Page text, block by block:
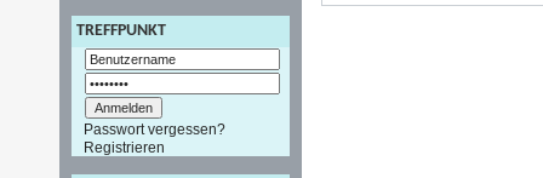
TREFFPUNKT
Passwort vergessen?
Registrieren